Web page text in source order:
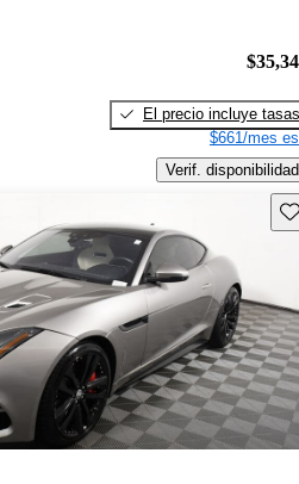
El precio incluye tasas
$661/mes
Verif. disponibilidad